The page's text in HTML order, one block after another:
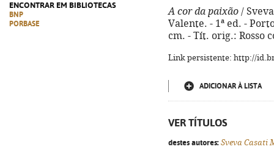
ENCONTRAR EM BIBLIOTECAS
BNP
PORBASE
A cor da paixão /
Valente. - 1ª ed. -
cm. - Tít. orig.: Rosso
Link persistente: http://
ADICIONAR À LISTA
VER TÍTULOS
destes autores: Sveva Casati